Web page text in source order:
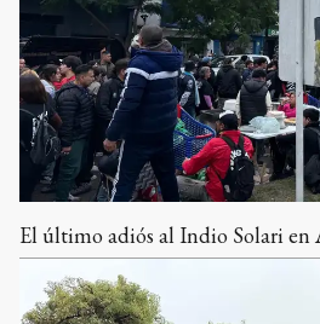
El último adiós al Indio Solari en